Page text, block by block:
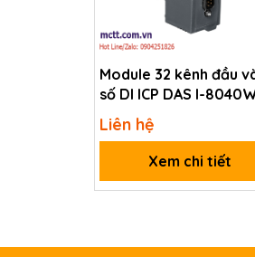
Interpolation
Circular
Linear
Digital Input
Channels
Isolation
Module 32 kênh đầu
số DI ICP DAS I-
A1-G CR
Liên hệ
Xem chi tiết